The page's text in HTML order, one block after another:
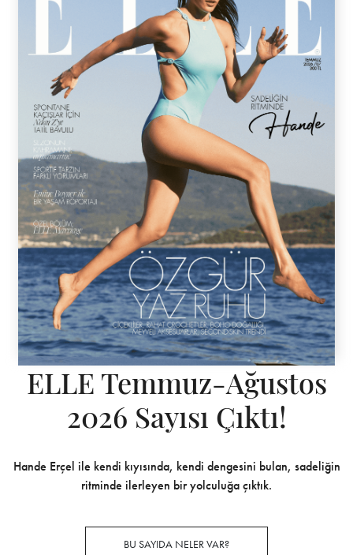
ELLE Temmuz-Ağustos
2026 Sayısı Çıktı!
Hande Erçel ile kendi kıyısında, kendi dengesini bulan, sadeliğin
ritminde ilerleyen bir yolculuğa çıktık.
BU SAYIDA NELER VAR?